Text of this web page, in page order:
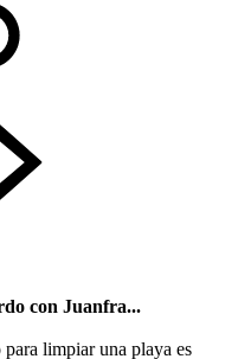
con Juanfra...
limpiar una playa es